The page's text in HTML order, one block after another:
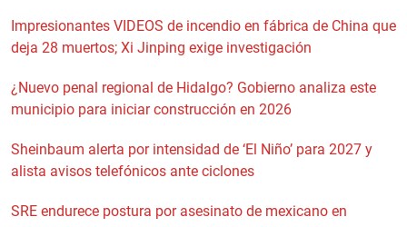
Impresionantes VIDEOS de incendio en fábrica de China que
deja 28 muertos; Xi Jinping exige investigación
¿Nuevo penal regional de Hidalgo? Gobierno analiza este
municipio para iniciar construcción en 2026
Sheinbaum alerta por intensidad de ‘El Niño’ para 2027 y
alista avisos telefónicos ante ciclones
SRE endurece postura por asesinato de mexicano en